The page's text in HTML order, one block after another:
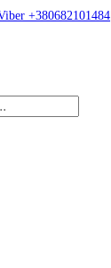
+380682101484